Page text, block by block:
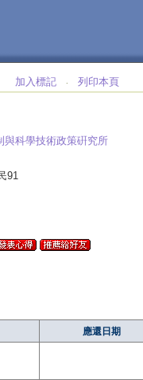
加入標記 ‧
列印本頁
與科學技術政策硏究所
91
應還日期